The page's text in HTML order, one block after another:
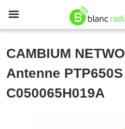

CAMBIUM
Antenne
C050065H019A